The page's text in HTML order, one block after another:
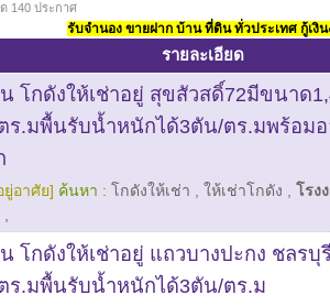
140 ประกาศ
รับจำนอง ขายฝาก บ้าน ที่ดิน ทั่วประเทศ กู้เงิ
รายละเอียด
น โกดังให้เช่าอยู่ สุขสัวสดิ์72มีขนาด
ร.มพื้นรับน้ำหนักได้3ตัน/ตร.มพร้อม
อาศัย] ค้นหา : โกดังให้เช่า ให้เช่าโกดัง
โรง
โกดังให้เช่าอยู่ แถวบางปะกง ชลรบุ
ร.มพื้นรับน้ำหนักได้3ตัน/ตร.ม